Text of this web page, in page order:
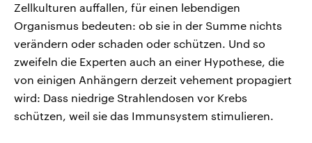
Zellkulturen auffallen, für einen lebendigen
Organismus bedeuten: ob sie in der Summe nichts
verändern oder schaden oder schützen. Und so
zweifeln die Experten auch an einer Hypothese, die
von einigen Anhängern derzeit vehement propagiert
wird: Dass niedrige Strahlendosen vor Krebs
schützen, weil sie das Immunsystem stimulieren.